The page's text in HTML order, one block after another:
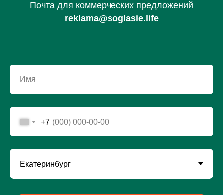
Почта для коммерческих предложений
reklama@soglasie.life
Имя
+7